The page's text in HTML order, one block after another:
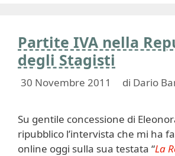
Partite IVA nella
degli Stagisti
30 Novembre 2011 di Dario
Su gentile concessione di
ripubblico l’intervista che mi ha
online oggi sulla sua testata “La